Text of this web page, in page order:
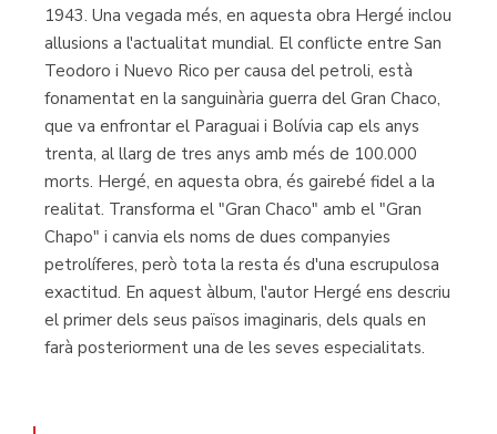
1943. Una vegada més, en aquesta obra Hergé inclou
allusions a l'actualitat mundial. El conflicte entre San
Teodoro i Nuevo Rico per causa del petroli, està
fonamentat en la sanguinària guerra del Gran Chaco,
que va enfrontar el Paraguai i Bolívia cap els anys
trenta, al llarg de tres anys amb més de 100.000
morts. Hergé, en aquesta obra, és gairebé fidel a la
realitat. Transforma el "Gran Chaco" amb el "Gran
Chapo" i canvia els noms de dues companyies
petrolíferes, però tota la resta és d'una escrupulosa
exactitud. En aquest àlbum, l'autor Hergé ens descriu
el primer dels seus països imaginaris, dels quals en
farà posteriorment una de les seves especialitats.